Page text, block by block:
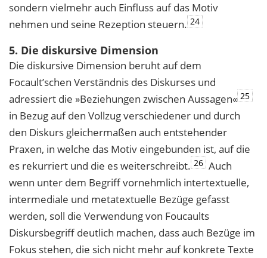
sondern vielmehr auch Einfluss auf das Motiv
nehmen und seine Rezeption steuern. 24
5. Die diskursive Dimension
Die diskursive Dimension beruht auf dem
Focault’schen Verständnis des Diskurses und
adressiert die »Beziehungen zwischen Aussagen« 25
in Bezug auf den Vollzug verschiedener und durch
den Diskurs gleichermaßen auch entstehender
Praxen, in welche das Motiv eingebunden ist, auf die
es rekurriert und die es weiterschreibt. 26 Auch
wenn unter dem Begriff vornehmlich intertextuelle,
intermediale und metatextuelle Bezüge gefasst
werden, soll die Verwendung von Foucaults
Diskursbegriff deutlich machen, dass auch Bezüge im
Fokus stehen, die sich nicht mehr auf konkrete Texte